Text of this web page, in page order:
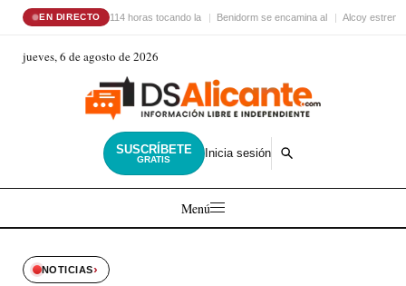
EN DIRECTO 114 horas tocando la Benidorm se encamina al Alcoy estrena
jueves, 6 de agosto de 2026
SUSCRÍBETE
GRATIS Inicia sesión
Menú
NOTICIAS›